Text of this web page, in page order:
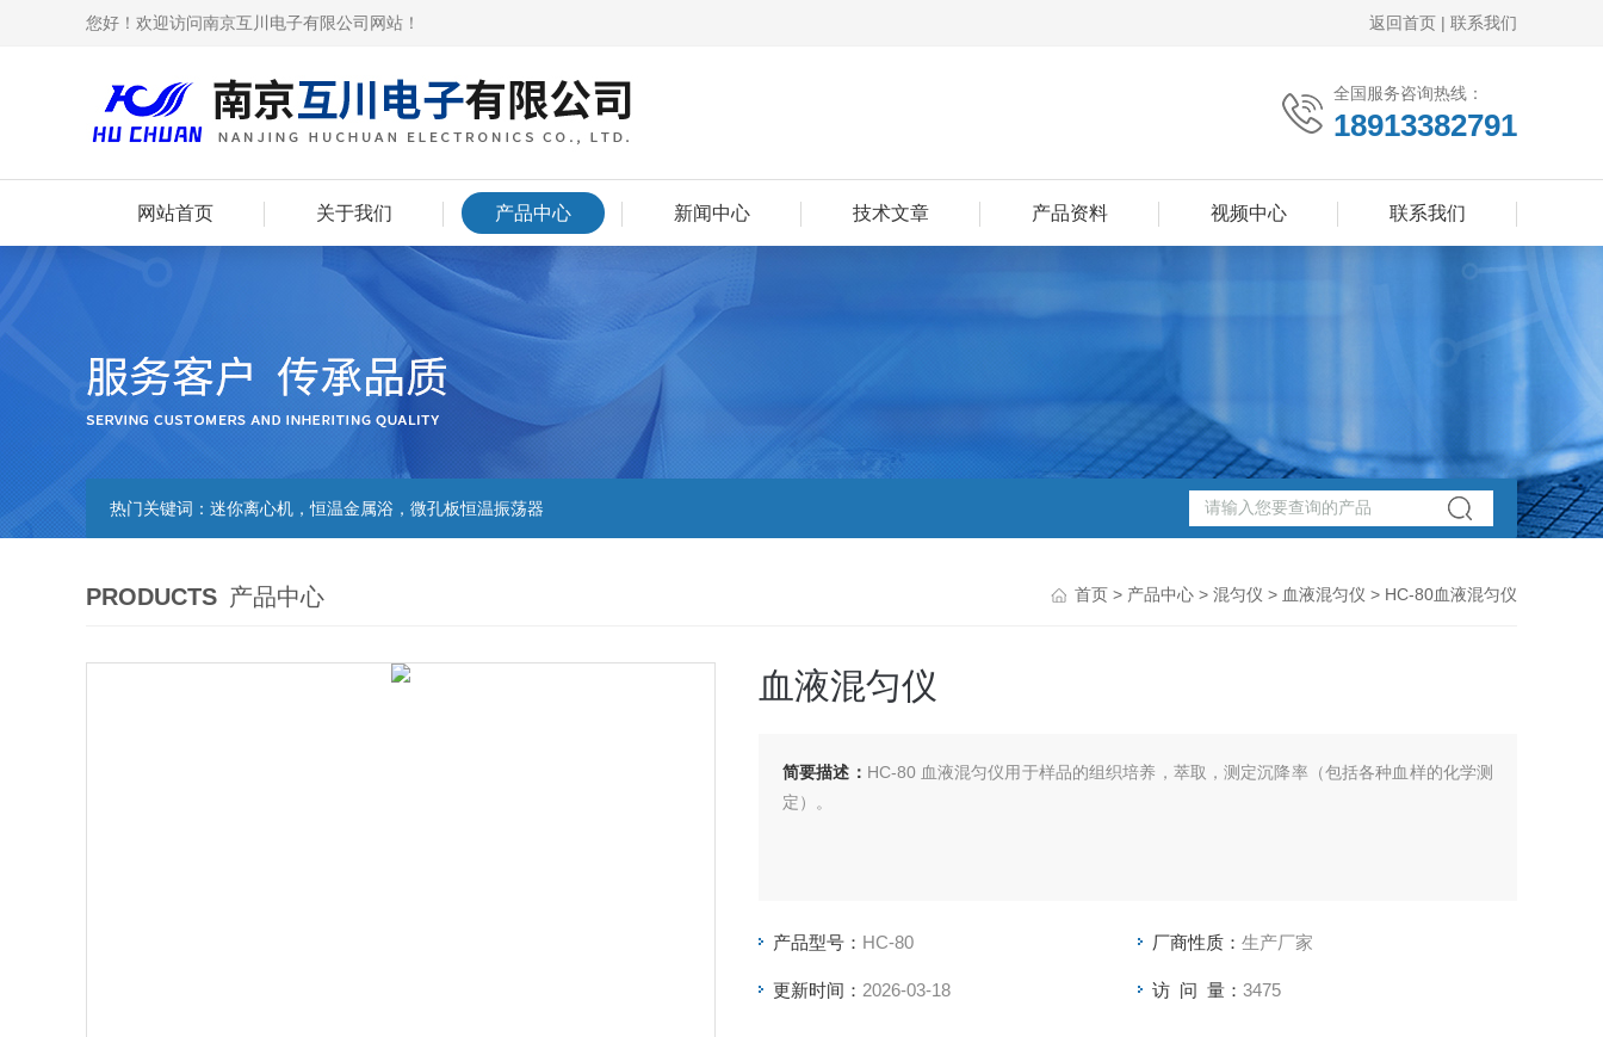
您好！欢迎访问南京互川电子有限公司网站！ 返回首页 | 联系我们
全国服务咨询热线：
18913382791
网站首页 关于我们 产品中心 新闻中心 技术文章 产品资料 视频中心 联系我们
热门关键词： 迷你离心机，恒温金属浴，微孔板恒温振荡器
PRODUCTS 产品中心 首页 > 产品中心 > 混匀仪 > 血液混匀仪 > HC-80血液混匀仪
血液混匀仪
简要描述： HC-80 血液混匀仪用于样品的组织培养，萃取，测定沉降率（包括各种血样的化学测
定）。
产品型号： HC-80 厂商性质： 生产厂家
更新时间： 2026-03-18 访 问 量： 3475